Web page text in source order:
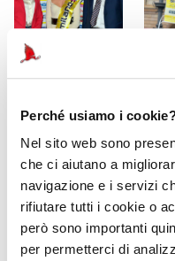
Perché usiamo i
Nel sito web sono
che ci aiutano a
navigazione e i servizi
rifiutare tutti i cookie o
però sono importanti
per permetterci di